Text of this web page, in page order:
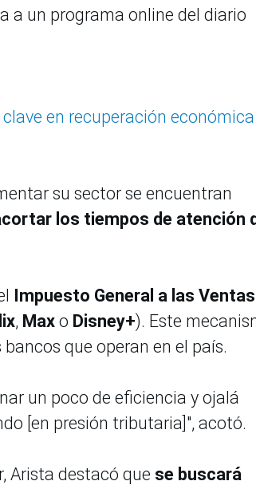
a un programa online del diario
en recuperación económica
su sector se encuentran
los tiempos de atención
Impuesto General a las Ventas
, Max o Disney+). Este
que operan en el país.
un poco de eficiencia y ojalá
[en presión tributaria]", acotó.
Arista destacó que se buscará